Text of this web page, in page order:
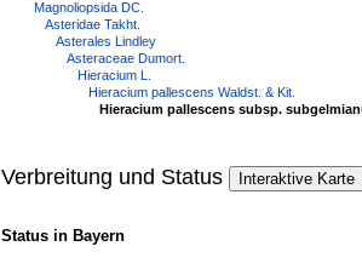
Magnoliopsida DC.
Asteridae Takht.
Asterales Lindley
Asteraceae Dumort.
Hieracium L.
Hieracium pallescens Waldst. & Kit.
Hieracium pallescens subsp.
Verbreitung und Status Interaktive Karte
Status in Bayern